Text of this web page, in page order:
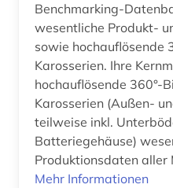
ingenieurswesen (1)
innovation (1)
Benchmarking-
wesentliche Produkt-
sowie hochauflösende
Karosserien. Ihre Kernmerkmale sind:
hochauflösende 360°-
Karosserien (Außen-
teilweise inkl.
Batteriegehäuse)
Produktionsdaten aller
Mehr Informationen